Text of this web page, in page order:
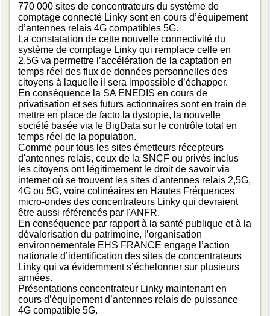
770 000 sites de concentrateurs du système de
comptage connecté Linky sont en cours d’équipement
d’antennes relais 4G compatibles 5G.
La constatation de cette nouvelle connectivité du
système de comptage Linky qui remplace celle en
2,5G va permettre l’accélération de la captation en
temps réel des flux de données personnelles des
citoyens à laquelle il sera impossible d’échapper.
En conséquence la SA ENEDIS en cours de
privatisation et ses futurs actionnaires sont en train de
mettre en place de facto la dystopie, la nouvelle
société basée via le BigData sur le contrôle total en
temps réel de la population.
Comme pour tous les sites émetteurs récepteurs
d'antennes relais, ceux de la SNCF ou privés inclus
les citoyens ont légitimement le droit de savoir via
internet où se trouvent les sites d'antennes relais 2,5G,
4G ou 5G, voire colinéaires en Hautes Fréquences
micro-ondes des concentrateurs Linky qui devraient
être aussi référencés par l'ANFR.
En conséquence par rapport à la santé publique et à la
dévalorisation du patrimoine, l’organisation
environnementale EHS FRANCE engage l’action
nationale d’identification des sites de concentrateurs
Linky qui va évidemment s’échelonner sur plusieurs
années.
Présentations concentrateur Linky maintenant en
cours d’équipement d’antennes relais de puissance
4G compatible 5G.